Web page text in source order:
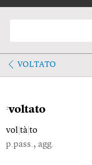
VOLTATO
2voltato
vol tà to
p.pass., agg.